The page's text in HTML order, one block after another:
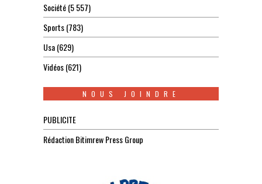
Société(5 557)
Sports(783)
Usa(629)
Vidéos(621)
NOUS JOINDRE
PUBLICITE
Rédaction Bitimrew Press Group